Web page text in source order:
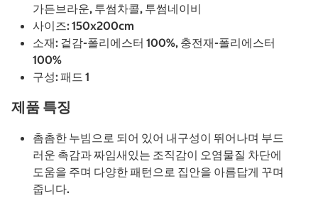
가든브라운, 투썸차콜, 투썸네이비
사이즈: 150x200cm
소재: 겉감-폴리에스터 100%, 충전재-폴리에스터
100%
구성: 패드 1
제품 특징
촘촘한 누빔으로 되어 있어 내구성이 뛰어나며 부드
러운 촉감과 짜임새있는 조직감이 오염물질 차단에
도움을 주며 다양한 패턴으로 집안을 아름답게 꾸며
줍니다.